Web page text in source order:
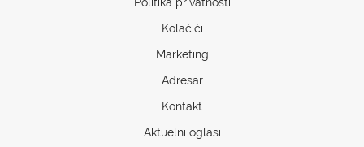
Kolačići
Marketing
Adresar
Kontakt
Aktuelni oglasi